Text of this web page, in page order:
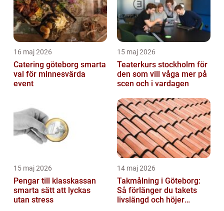
16 maj 2026
Catering göteborg smarta
val för minnesvärda
event
15 maj 2026
Teaterkurs stockholm för
den som vill våga mer på
scen och i vardagen
15 maj 2026
Pengar till klasskassan
smarta sätt att lyckas
utan stress
14 maj 2026
Takmålning i Göteborg:
Så förlänger du takets
livslängd och höjer